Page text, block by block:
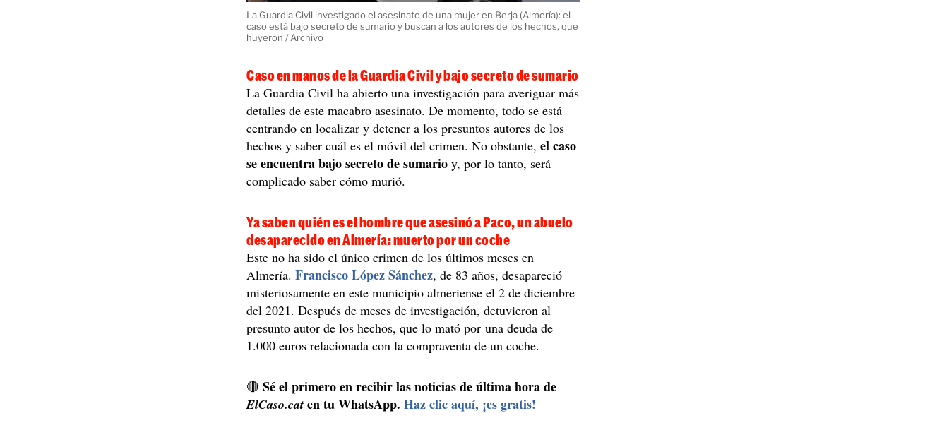
La Guardia Civil investigado el asesinato de una mujer en Berja (Almería): el
caso está bajo secreto de sumario y buscan a los autores de los hechos, que
huyeron / Archivo
Caso en manos de la Guardia Civil y bajo secreto de sumario
La Guardia Civil ha abierto una investigación para averiguar más
detalles de este macabro asesinato. De momento, todo se está
centrando en localizar y detener a los presuntos autores de los
hechos y saber cuál es el móvil del crimen. No obstante,el caso
se encuentra bajo secreto de sumario y, por lo tanto, será
complicado saber cómo murió.
Ya saben quién es el hombre que asesinó a Paco, un abuelo
desaparecido en Almería: muerto por un coche
Este no ha sido el único crimen de los últimos meses en
Almería.Francisco López Sánchez, de 83 años, desapareció
misteriosamente en este municipio almeriense el 2 de diciembre
del 2021. Después de meses de investigación, detuvieron al
presunto autor de los hechos, que lo mató por una deuda de
1.000 euros relacionada con la compraventa de un coche.
🔴Sé el primero en recibir las noticias de última hora de
ElCaso.cat en tu WhatsApp.Haz clic aquí, ¡es gratis!